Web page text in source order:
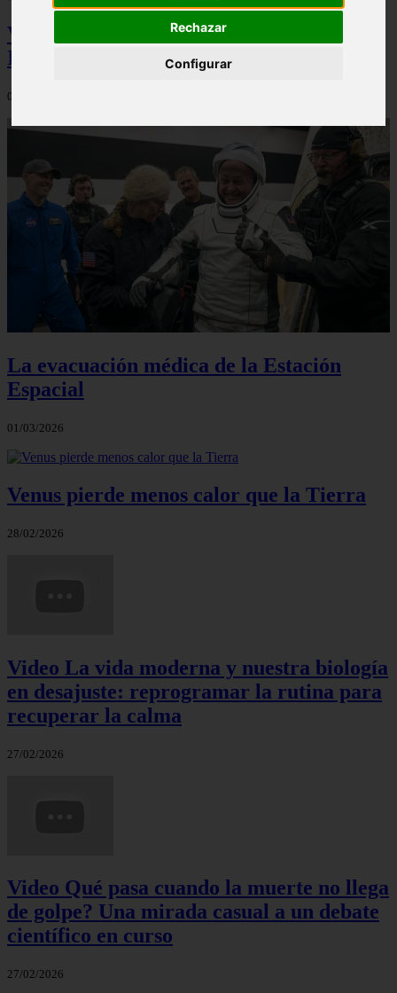
Rechazar
Configurar
Video Advertencias desde la cúspide de la
IA: Hinton y el posible colapso social
06/03/2026
La evacuación médica de la Estación
Espacial
01/03/2026
Venus pierde menos calor que la Tierra
28/02/2026
Video La vida moderna y nuestra biología
en desajuste: reprogramar la rutina para
recuperar la calma
27/02/2026
Video Qué pasa cuando la muerte no llega
de golpe? Una mirada casual a un debate
científico en curso
27/02/2026